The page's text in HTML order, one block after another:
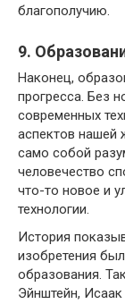
благополучию.
9.
Наконец,
прогресса. Без
современных
аспектов нашей
само собой
человечество
что-то новое и
технологии.
История
изобретения
образования.
Эйнштейн,